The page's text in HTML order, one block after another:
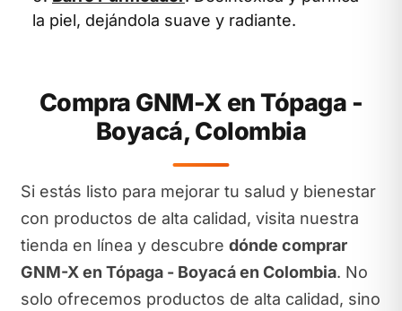
la piel, dejándola suave y radiante.
Compra GNM-X en Tópaga -
Boyacá, Colombia
Si estás listo para mejorar tu salud y bienestar
con productos de alta calidad, visita nuestra
tienda en línea y descubre dónde comprar
GNM-X en Tópaga - Boyacá en Colombia. No
solo ofrecemos productos de alta calidad, sino